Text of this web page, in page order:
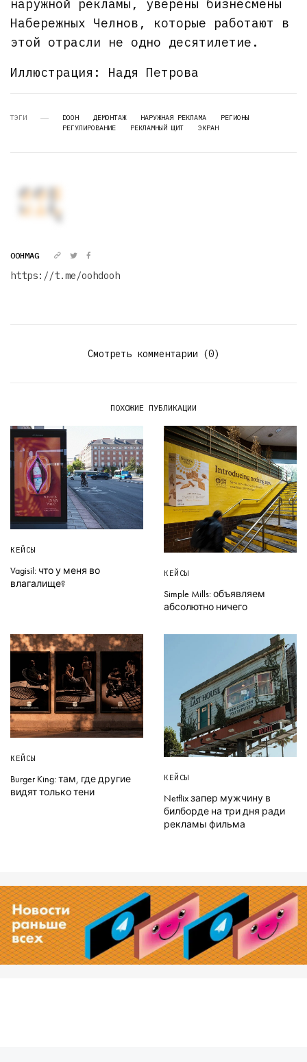
наружной рекламы, уверены бизнесмены
Набережных Челнов, которые работают в
этой отрасли не одно десятилетие.
Иллюстрация: Надя Петрова
ТЭГИ DOOH ДЕМОНТАЖ НАРУЖНАЯ РЕКЛАМА
РЕГИОНЫ
РЕГУЛИРОВАНИЕ
РЕКЛАМНЫЙ ЩИТ ЭКРАН
OOHMAG
https://t.me/oohdooh
Смотреть комментарии (0)
ПОХОЖИЕ ПУБЛИКАЦИИ
КЕЙСЫ
Vagisil: что у меня во
влагалище?
КЕЙСЫ
Simple Mills: объявляем
абсолютно ничего
КЕЙСЫ
Burger King: там, где другие
видят только тени
КЕЙСЫ
Netflix запер мужчину в
билборде на три дня ради
рекламы фильма